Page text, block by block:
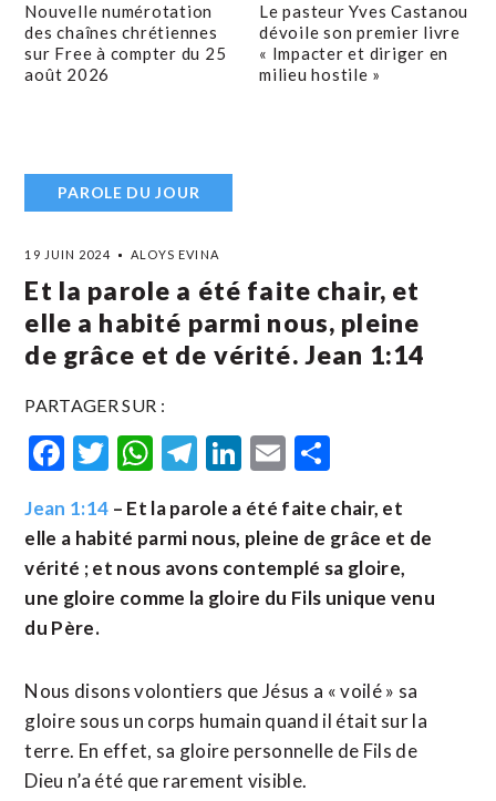
Nouvelle numérotation
des chaînes chrétiennes
sur Free à compter du 25
août 2026
Le pasteur Yves Castanou
dévoile son premier livre
« Impacter et diriger en
milieu hostile »
PAROLE DU JOUR
19 JUIN 2024 ALOYS EVINA
Et la parole a été faite chair, et
elle a habité parmi nous, pleine
de grâce et de vérité. Jean 1:14
PARTAGER SUR :
Facebook
Twitter
WhatsApp
Telegram
LinkedIn
Email
Jean 1:14 – Et la parole a été faite chair, et
elle a habité parmi nous, pleine de grâce et de
vérité ; et nous avons contemplé sa gloire,
une gloire comme la gloire du Fils unique venu
du Père.
Nous disons volontiers que Jésus a « voilé » sa
gloire sous un corps humain quand il était sur la
terre. En effet, sa gloire personnelle de Fils de
Dieu n’a été que rarement visible.